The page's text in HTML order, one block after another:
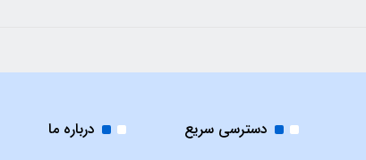
دسترسی سریع درباره ما